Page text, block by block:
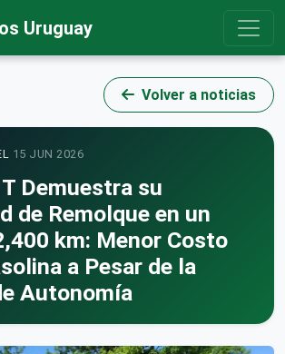
Uruguay
Volver a noticias
15 JUN 2026
Demuestra su
de Remolque en un
km: Menor Costo
a Pesar de la
Autonomía